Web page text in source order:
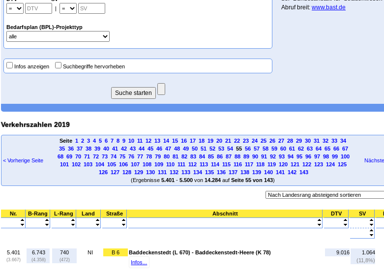
|
Bedarfsplan (BPL)-Projekttyp
Infos anzeigen Suchbegriffe hervorheben
Abruf breit: www.bast.de
Verkehrszahlen 2019
< Vorherige Seite
Seite 1 2 3 4 5 6 7 8 9 10 11 12 13 14 15 16 17 18 19 20 21 22 23 24 25 26 27 28 29 30 31 32 33 34
35 36 37 38 39 40 41 42 43 44 45 46 47 48 49 50 51 52 53 5455 56 57 58 59 60 61 62 63 64 65 66 67
68 69 70 71 72 73 74 75 76 77 78 79 80 81 82 83 84 85 86 87 88 89 90 91 92 93 94 95 96 97 98 99 100
101 102 103 104 105 106 107 108 109 110 111 112 113 114 115 116 117 118 119 120 121 122 123 124 125
126 127 128 129 130 131 132 133 134 135 136 137 138 139 140 141 142 143
(Ergebnisse 5.401- 5.500von 14.284auf Seite 55 von 143)
Nr. B-Rang L-Rang Land Straße Abschnitt DTV SV
5.401
(3.667)
6.743
(4.358)
740
(472)
NI B 6
Baddeckenstedt (L 670) - Baddeckenstedt-Heere (K 78)
Infos...
9.016
1.064
(11,8%)